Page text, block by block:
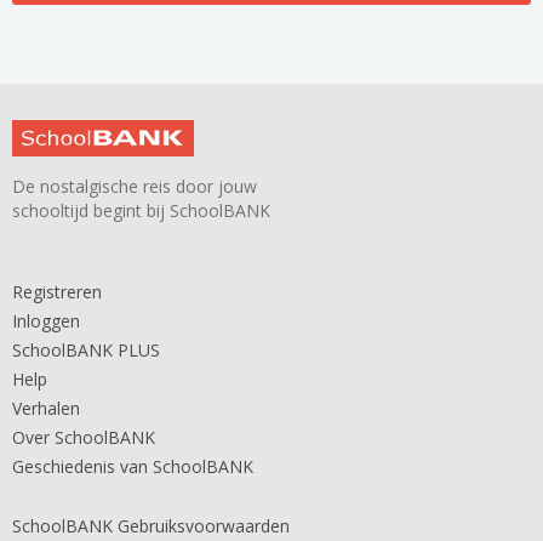
De nostalgische reis door jouw
schooltijd begint bij SchoolBANK
Registreren
Inloggen
SchoolBANK PLUS
Help
Verhalen
Over SchoolBANK
Geschiedenis van SchoolBANK
SchoolBANK Gebruiksvoorwaarden